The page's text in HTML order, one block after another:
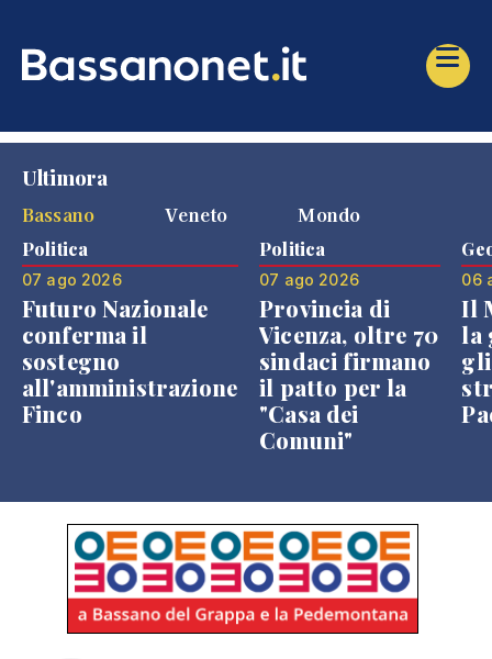
Ultimora
Bassano
Veneto Mondo
Politica
07 ago 2026
Futuro Nazionale
conferma il
sostegno
all'amministrazione
Finco
Politica
07 ago 2026
Provincia di
Vicenza, oltre 70
sindaci firmano
il patto per la
"Casa dei
Comuni"
06
Il
la